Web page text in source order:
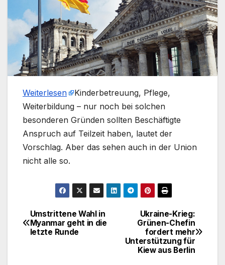
Weiterlesen
​Kinderbetreuung, Pflege,
Weiterbildung – nur noch bei solchen
besonderen Gründen sollten Beschäftigte
Anspruch auf Teilzeit haben, lautet der
Vorschlag. Aber das sehen auch in der Union
nicht alle so.
BeitragsnavigationUkraine-Krieg:
Grünen-Chefin
fordert mehr
Unterstützung für
Kiew aus Berlin
Umstrittene Wahl in
Myanmar geht in die
letzte Runde